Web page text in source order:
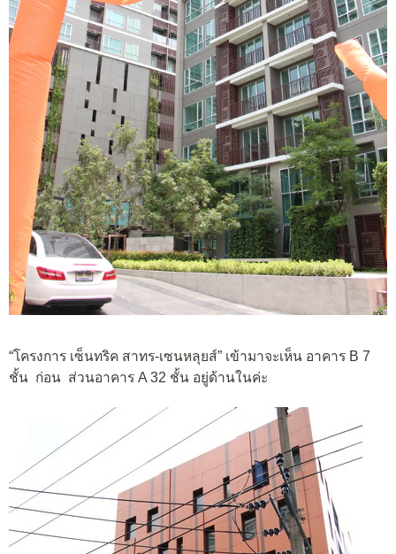
“โครงการ เซ็นทริค สาทร-เซนหลุยส์” เข้ามาจะเห็น อาคาร B 7
ชั้น ก่อน ส่วนอาคาร A 32 ชั้น อยู่ด้านในค่ะ